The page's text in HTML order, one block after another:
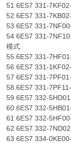
51 6ES7 331-
52 6ES7 331-
53 6ES7 331-
54 6ES7 331-
模式
55 6ES7 331-
56 6ES7 331-
57 6ES7 331-
58 6ES7 331-
59 6ES7 332-
60 6ES7 332-
61 6ES7 332-
62 6ES7 332-
63 6ES7 334-